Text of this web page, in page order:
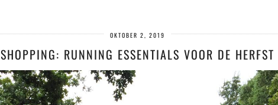
OKTOBER 2, 2019
SHOPPING: RUNNING ESSENTIALS VOOR DE HERFST